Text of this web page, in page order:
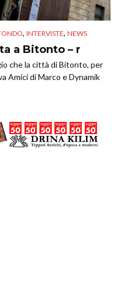
, INTERVISTE, NEWS
a Bitonto – r
che la città di Bitonto, per
Amici di Marco e Dynamik